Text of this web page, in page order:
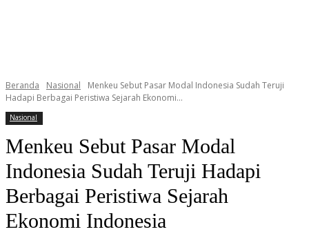
Beranda Nasional
Menkeu Sebut Pasar Modal Indonesia Sudah Teruji
Hadapi Berbagai Peristiwa Sejarah Ekonomi...
Nasional
Menkeu Sebut Pasar Modal
Indonesia Sudah Teruji Hadapi
Berbagai Peristiwa Sejarah
Ekonomi Indonesia